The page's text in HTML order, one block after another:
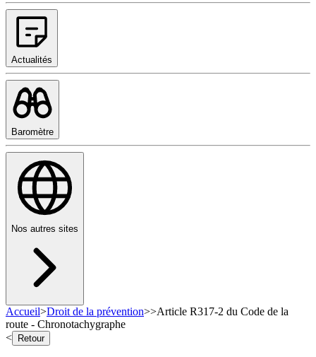
Actualités
Baromètre
Nos autres sites
Accueil>Droit de la prévention>>Article R317-2 du Code de la
route - Chronotachygraphe
<
Retour